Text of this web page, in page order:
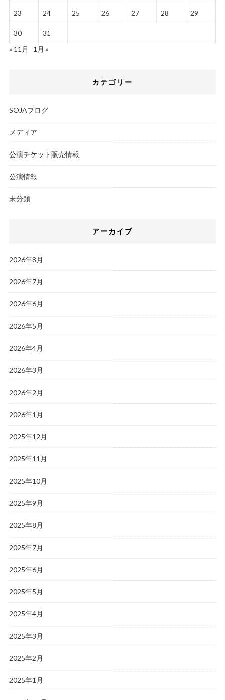
23 24 25 26 27 28 29
30
31
« 11月
1月 »
カテゴリー
SOJAブログ
メディア
公演チケット販売情報
公演情報
未分類
アーカイブ
2026年8月
2026年7月
2026年6月
2026年5月
2026年4月
2026年3月
2026年2月
2026年1月
2025年12月
2025年11月
2025年10月
2025年9月
2025年8月
2025年7月
2025年6月
2025年5月
2025年4月
2025年3月
2025年2月
2025年1月